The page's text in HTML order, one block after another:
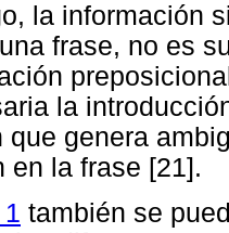
la información
frase, no es
la
que genera
en la frase [21].
también se